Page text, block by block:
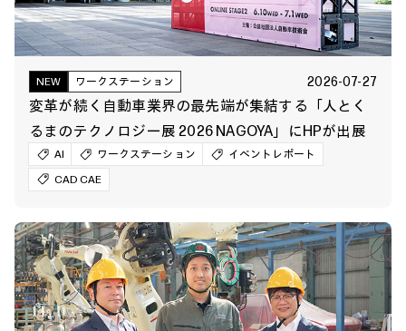
NEW ワークステーション 2026-07-27
変革が続く自動車業界の最先端が集結する「人とく
るまのテクノロジー展 2026 NAGOYA」にHPが出展
AI ワークステーション
イベントレポート
CAD CAE